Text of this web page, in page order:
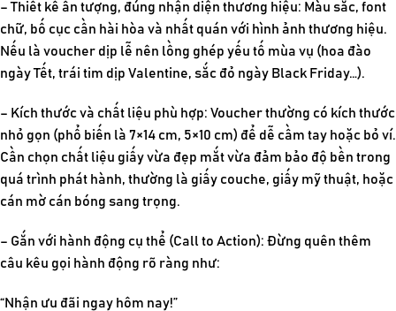
– Thiết kế ấn tượng, đúng nhận diện thương hiệu: Màu sắc, font
chữ, bố cục cần hài hòa và nhất quán với hình ảnh thương hiệu.
Nếu là voucher dịp lễ nên lồng ghép yếu tố mùa vụ (hoa đào
ngày Tết, trái tim dịp Valentine, sắc đỏ ngày Black Friday…).
– Kích thước và chất liệu phù hợp: Voucher thường có kích thước
nhỏ gọn (phổ biến là 7×14 cm, 5×10 cm) để dễ cầm tay hoặc bỏ ví.
Cần chọn chất liệu giấy vừa đẹp mắt vừa đảm bảo độ bền trong
quá trình phát hành, thường là giấy couche, giấy mỹ thuật, hoặc
cán mờ cán bóng sang trọng.
– Gắn với hành động cụ thể (Call to Action): Đừng quên thêm
câu kêu gọi hành động rõ ràng như:
“Nhận ưu đãi ngay hôm nay!”